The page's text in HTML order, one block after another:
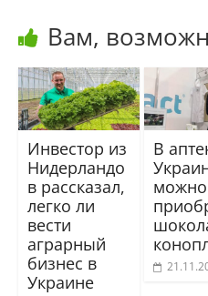
Вам,
Инвестор из
Нидерландо
в рассказал,
легко ли
вести
аграрный
бизнес в
Украине
В
можно